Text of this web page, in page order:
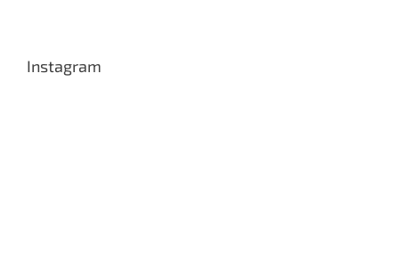
Instagram